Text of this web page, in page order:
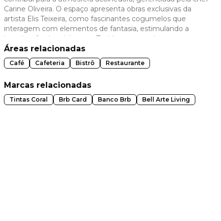
slide
Carine Oliveira. O espaço apresenta obras exclusivas da
artista Elis Teixeira, como fascinantes cogumelos que
interagem com elementos de fantasia, estimulando a
imaginação dos visitantes. Tecidos em movimento suave e
cores vibrantes complementam o ambiente,
proporcionando dinamismo e conforto.
Áreas relacionadas
Café Cafeteria Bistrô Restaurante
Marcas relacionadas
Tintas Coral Brb Card Banco Brb Bell Arte Living